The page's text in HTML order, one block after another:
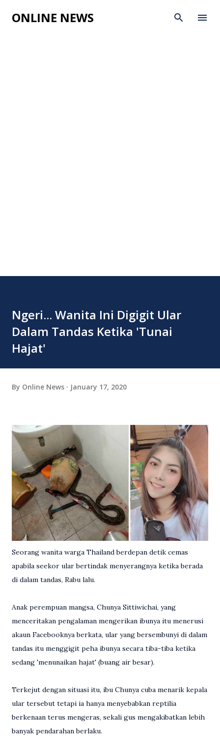
Skip to main content
ONLINE NEWS
Ngeri... Wanita Ini Digigit Ular
Dalam Tandas Ketika 'Tunai
Hajat'
By Online News January 17, 2020
Seorang wanita warga Thailand berdepan detik cemas
apabila seekor ular bertindak menyerangnya ketika berada
di dalam tandas, Rabu lalu.
Anak perempuan mangsa, Chunya Sittiwichai, yang
menceritakan pengalaman mengerikan ibunya itu menerusi
akaun Facebooknya berkata, ular yang bersembunyi di dalam
tandas itu menggigit peha ibunya secara tiba-tiba ketika
sedang 'menunaikan hajat' (buang air besar).
Terkejut dengan situasi itu, ibu Chunya cuba menarik kepala
ular tersebut tetapi ia hanya menyebabkan reptilia
berkenaan terus mengeras, sekali gus mengakibatkan lebih
banyak pendarahan berlaku.